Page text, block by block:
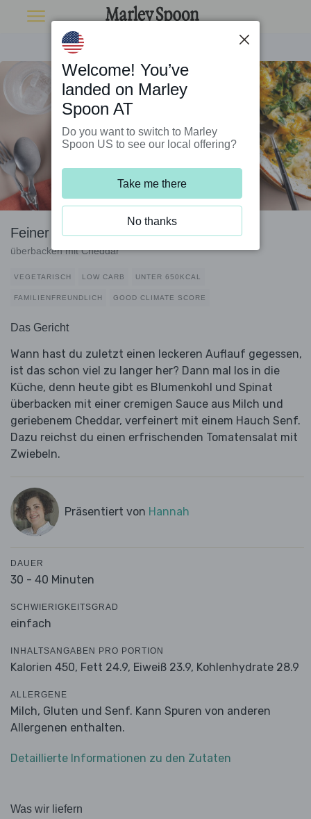
Feiner Blumenkohl-Spinat-Auflauf
überbacken mit Cheddar
VEGETARISCH LOW CARB UNTER 650KCAL
FAMILIENFREUNDLICH GOOD CLIMATE SCORE
Das Gericht
Wann hast du zuletzt einen leckeren Auflauf gegessen,
ist das schon viel zu langer her? Dann mal los in die
Küche, denn heute gibt es Blumenkohl und Spinat
überbacken mit einer cremigen Sauce aus Milch und
geriebenem Cheddar, verfeinert mit einem Hauch Senf.
Dazu reichst du einen erfrischenden Tomatensalat mit
Zwiebeln.
Präsentiert von Hannah
DAUER
30 - 40 Minuten
SCHWIERIGKEITSGRAD
einfach
INHALTSANGABEN PRO PORTION
Kalorien 450, Fett 24.9, Eiweiß 23.9, Kohlenhydrate 28.9
ALLERGENE
Milch, Gluten und Senf. Kann Spuren von anderen
Allergenen enthalten.
Detaillierte Informationen zu den Zutaten
Was wir liefern
Welcome! You’ve
landed on Marley
Spoon AT
Do you want to switch to Marley
Spoon US to see our local offering?
Take me there
No thanks